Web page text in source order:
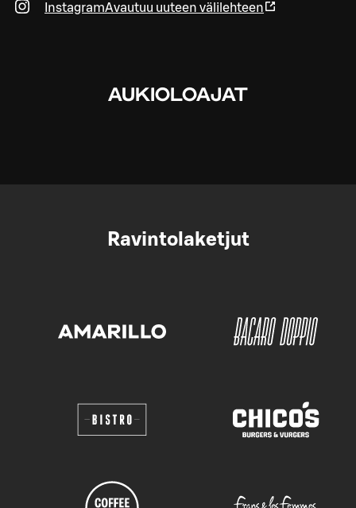
InstagramAvautuu uuteen välilehteen
AUKIOLOAJAT
Ravintolaketjut